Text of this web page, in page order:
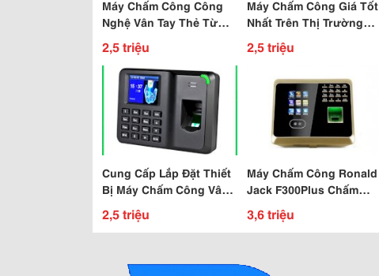
Máy Chấm Công Công
Nghệ Vân Tay Thẻ Từ
Hàng Thái Lan Giá 2,5
Triêu Tại Việt Nhât
2,5 triệu
Máy Chấm Công Giá Tốt
Nhất Trên Thị Trường
Hiện Nay
2,5 triệu
Cung Cấp Lắp Đặt Thiết
Bị Máy Chấm Công Vân
Tay, Thẻ Từ, Thẻ Giấy,
Kiểm Soát Cửa
2,5 triệu
Máy Chấm Công Ronald
Jack F300Plus Chấm
Công Bằng Khuôn Mặt
Uy Tín Chất Lượng
3,6 triệu